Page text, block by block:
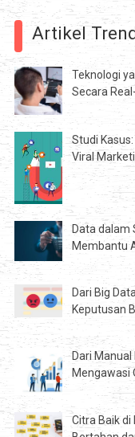
Artikel
Teknologi
Secara
Studi
Viral
Data dalam
Membantu
Dari Big
Keputusan
Dari
Mengawasi
Citra Baik di